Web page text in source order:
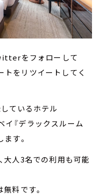
をフォローして
トをリツイートしてく
ているホテル
『デラックスルーム
す。
大人3名での利用も可能
料です。